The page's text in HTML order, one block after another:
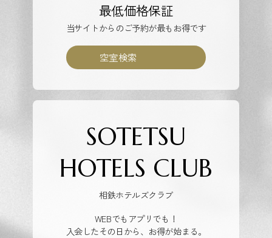
最低価格保証
当サイトからのご予約が最もお得です
空室検索
SOTETSU
HOTELS CLUB
相鉄ホテルズクラブ
WEBでもアプリでも！
入会したその日から、お得が始まる。